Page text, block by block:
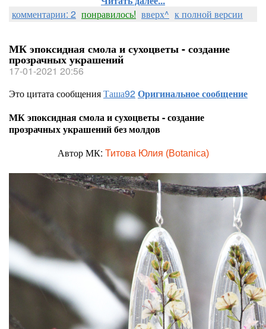
комментарии: 2 понравилось! вверх^ к полной версии
МК эпоксидная смола и сухоцветы - создание
прозрачных украшений
17-01-2021 20:56
Это цитата сообщенияТаша92Оригинальное сообщение
МК эпоксидная смола и сухоцветы - создание
прозрачных украшений без молдов
Автор МК: Титова Юлия (Botanica)